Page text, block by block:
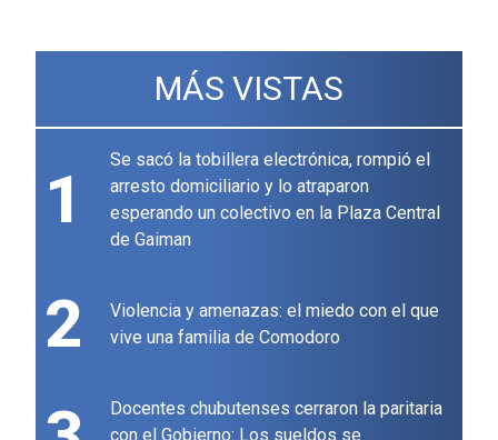
MÁS VISTAS
1
Se sacó la tobillera electrónica, rompió el
arresto domiciliario y lo atraparon
esperando un colectivo en la Plaza Central
de Gaiman
2
Violencia y amenazas: el miedo con el que
vive una familia de Comodoro
Docentes chubutenses cerraron la paritaria
con el Gobierno: Los sueldos se